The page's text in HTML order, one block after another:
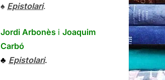
♠ Epistolari.
Jordi Arbonès i Joaquim
Carbó
♣ Epistolari.